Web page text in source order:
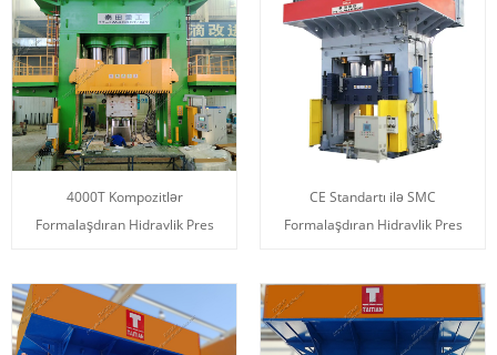
4000T Kompozitlər
Formalaşdıran Hidravlik Pres
CE Standartı ilə SMC
Formalaşdıran Hidravlik Pres